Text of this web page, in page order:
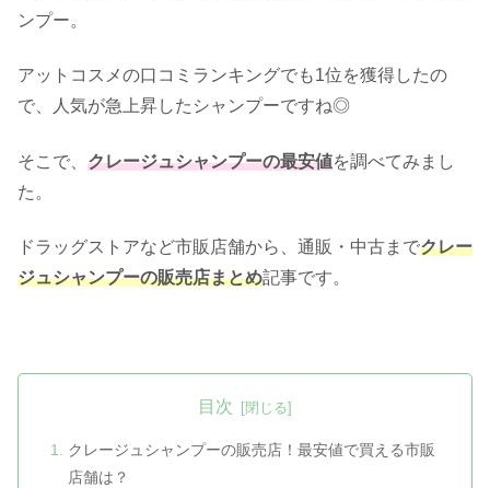
ンプー。
アットコスメの口コミランキングでも1位を獲得したの
で、人気が急上昇したシャンプーですね◎
そこで、 クレージュシャンプーの最安値を調べてみまし
た。
ドラッグストアなど市販店舗から、通販・中古までクレー
ジュシャンプーの販売店まとめ記事です。
目次
クレージュシャンプーの販売店！最安値で買える市販
店舗は？